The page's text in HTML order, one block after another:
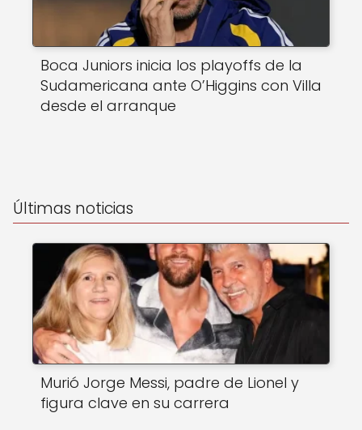
Boca Juniors inicia los playoffs de la
Sudamericana ante O’Higgins con Villa
desde el arranque
Últimas noticias
Murió Jorge Messi, padre de Lionel y
figura clave en su carrera